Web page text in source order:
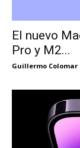
El nuevo
Pro y M2...
Guillermo Colomar